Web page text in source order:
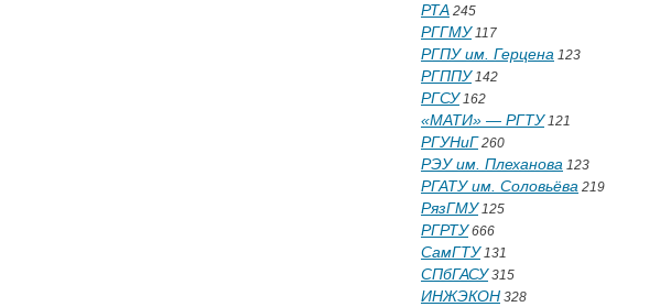
РТА 245
РГГМУ117
РГПУ им. Герцена 123
РГППУ142
РГСУ162
«МАТИ» — РГТУ121
РГУНиГ 260
РЭУ им. Плеханова 123
РГАТУ им. Соловьёва 219
РязГМУ125
РГРТУ666
СамГТУ131
СПбГАСУ315
ИНЖЭКОН 328